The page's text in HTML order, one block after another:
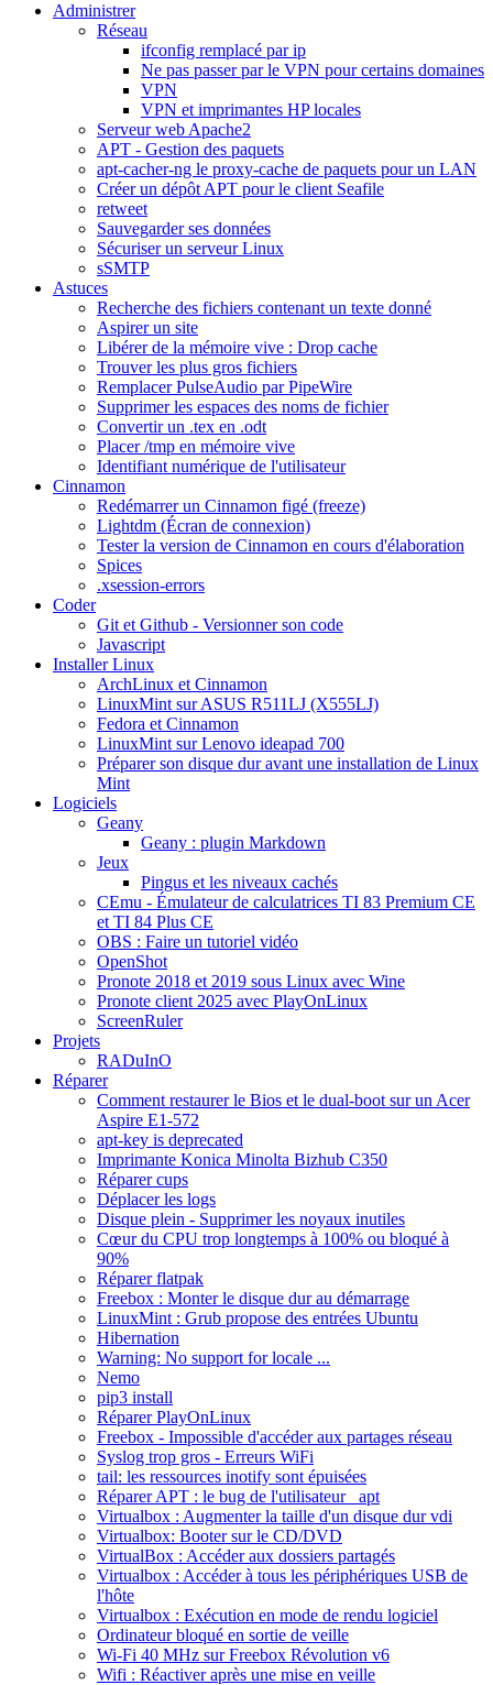
Administrer
Réseau
ifconfig remplacé par ip
Ne pas passer par le VPN pour certains domaines
VPN
VPN et imprimantes HP locales
Serveur web Apache2
APT - Gestion des paquets
apt-cacher-ng le proxy-cache de paquets pour un LAN
Créer un dépôt APT pour le client Seafile
retweet
Sauvegarder ses données
Sécuriser un serveur Linux
sSMTP
Astuces
Recherche des fichiers contenant un texte donné
Aspirer un site
Libérer de la mémoire vive : Drop cache
Trouver les plus gros fichiers
Remplacer PulseAudio par PipeWire
Supprimer les espaces des noms de fichier
Convertir un .tex en .odt
Placer /tmp en mémoire vive
Identifiant numérique de l'utilisateur
Cinnamon
Redémarrer un Cinnamon figé (freeze)
Lightdm (Écran de connexion)
Tester la version de Cinnamon en cours d'élaboration
Spices
.xsession-errors
Coder
Git et Github - Versionner son code
Javascript
Installer Linux
ArchLinux et Cinnamon
LinuxMint sur ASUS R511LJ (X555LJ)
Fedora et Cinnamon
LinuxMint sur Lenovo ideapad 700
Préparer son disque dur avant une installation de Linux
Mint
Logiciels
Geany
Geany : plugin Markdown
Jeux
Pingus et les niveaux cachés
CEmu - Émulateur de calculatrices TI 83 Premium CE
et TI 84 Plus CE
OBS : Faire un tutoriel vidéo
OpenShot
Pronote 2018 et 2019 sous Linux avec Wine
Pronote client 2025 avec PlayOnLinux
ScreenRuler
Projets
RADuInO
Réparer
Comment restaurer le Bios et le dual-boot sur un Acer
Aspire E1-572
apt-key is deprecated
Imprimante Konica Minolta Bizhub C350
Réparer cups
Déplacer les logs
Disque plein - Supprimer les noyaux inutiles
Cœur du CPU trop longtemps à 100% ou bloqué à
90%
Réparer flatpak
Freebox : Monter le disque dur au démarrage
LinuxMint : Grub propose des entrées Ubuntu
Hibernation
Warning: No support for locale ...
Nemo
pip3 install
Réparer PlayOnLinux
Freebox - Impossible d'accéder aux partages réseau
Syslog trop gros - Erreurs WiFi
tail: les ressources inotify sont épuisées
Réparer APT : le bug de l'utilisateur _apt
Virtualbox : Augmenter la taille d'un disque dur vdi
Virtualbox: Booter sur le CD/DVD
VirtualBox : Accéder aux dossiers partagés
Virtualbox : Accéder à tous les périphériques USB de
l'hôte
Virtualbox : Exécution en mode de rendu logiciel
Ordinateur bloqué en sortie de veille
Wi-Fi 40 MHz sur Freebox Révolution v6
Wifi : Réactiver après une mise en veille